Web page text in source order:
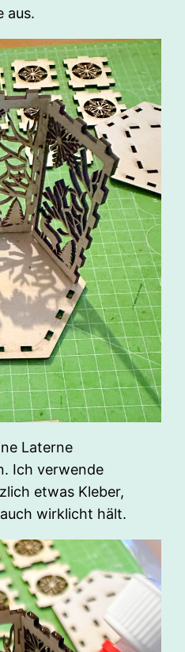
aus.
Laterne
Ich verwende
etwas Kleber,
wirklicht hält.